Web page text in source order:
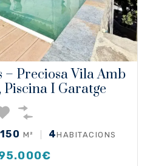
– Preciosa Vila Amb
Piscina I Garatge
150 M² 4HABITACIONS